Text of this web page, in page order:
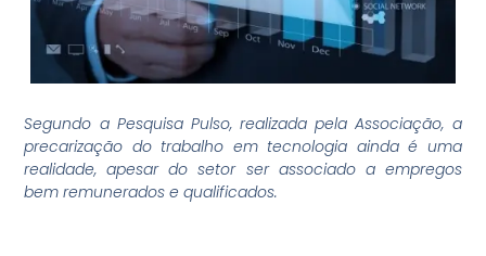
Segundo a Pesquisa Pulso, realizada pela Associação, a
precarização do trabalho em tecnologia ainda é uma
realidade, apesar do setor ser associado a empregos
bem remunerados e qualificados.